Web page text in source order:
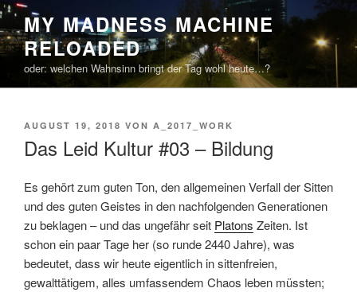
Zum
Inhalt
springen
MY MADNESS MACHINE
RELOADED
oder: welchen Wahnsinn bringt der Tag wohl heute…?
VERÖFFENTLICHT
AUGUST 19, 2018 VON A_2017_WORK
Das Leid Kultur #03 – Bildung
Es gehört zum guten Ton, den allgemeinen Verfall der Sitten
und des guten Geistes in den nachfolgenden Generationen
zu beklagen – und das ungefähr seit Platons Zeiten. Ist
schon ein paar Tage her (so runde 2440 Jahre), was
bedeutet, dass wir heute eigentlich in sittenfreien,
gewalttätigem, alles umfassendem Chaos leben müssten;